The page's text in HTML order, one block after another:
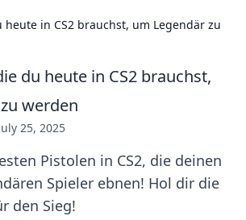
heute in CS2 brauchst, um Legendär zu
du heute in CS2 brauchst,
werden
25, 2025
Pistolen in CS2, die deinen
Spieler ebnen! Hol dir die
den Sieg!